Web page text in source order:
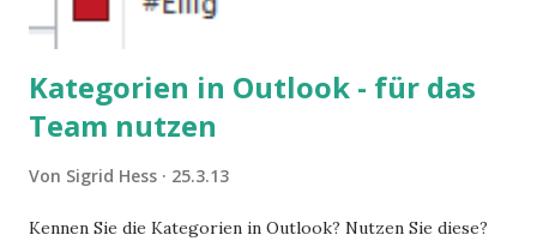
Kategorien in Outlook - für das
Team nutzen
Von Sigrid Hess 25.3.13
Kennen Sie die Kategorien in Outlook? Nutzen Sie diese?